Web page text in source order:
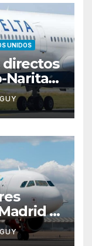
UNIDOS
directos
Narita
y